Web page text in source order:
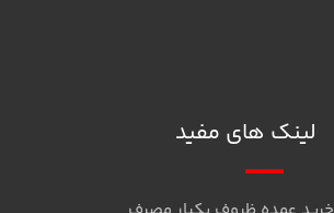
لینک های مفید